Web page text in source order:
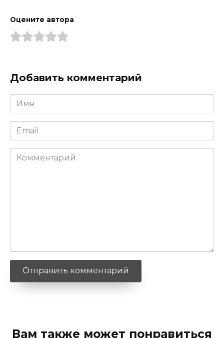
Оцените автора
Добавить комментарий
Имя
*
Email
*
Комментарий
Вам также может понравиться